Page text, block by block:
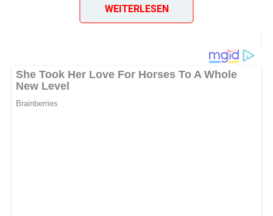
6 Eier
12 Eßlöffel Milch
1 Prise Salz
WEITERLESEN